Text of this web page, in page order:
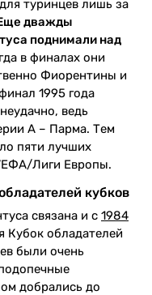
туринцев лишь за
дважды
поднимали над
в финалах они
Фиорентины и
1995 года
ведь
А – Парма. Тем
пяти лучших
Лиги Европы.
кубков
связана и с 1984
Кубок обладателей
были очень
добрались до